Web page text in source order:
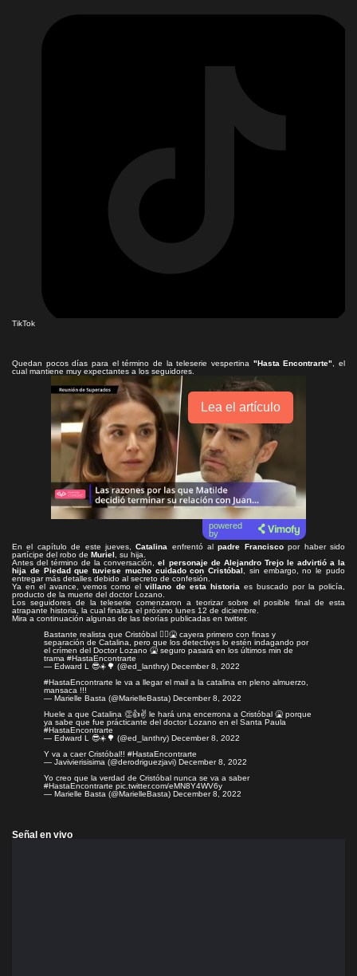
TikTok
Quedan pocos días para el término de la teleserie vespertina "Hasta Encontrarte"
, el
cual mantiene muy expectantes a los seguidores.
Lea el artículo
powered
by
En el capítulo de este jueves,Catalina enfrentó alpadre Franciscopor haber sido
partícipe del robo de Muriel , su hija.
Antes del término de la conversación,el personaje de Alejandro Trejo le advirtió a la
hija de Piedad que tuviese mucho cuidado con Cristóbal
, sin embargo, no le pudo
entregar más detalles debido al secreto de confesión.
Ya en el avance, vemos como elvillano de esta historia es buscado por la policía,
producto de la muerte del doctor Lozano.
Los seguidores de la teleserie comenzaron a teorizar sobre el posible final de esta
atrapante historia, la cual finaliza el próximo lunes 12 de diciembre
Mira a continuación algunas de las teorías publicadas en twitter.
Bastante realista que Cristóbal 🤦‍♂️🤮 cayera primero con finas y
separación de Catalina, pero que los detectives lo estén indagando por
el crímen del Doctor Lozano 🤮 seguro pasará en los últimos min de
trama #HastaEncontrarte
— Edward L 😎☀️🌳 (@ed_lanthry) December 8, 2022
#HastaEncontrarte le va a llegar el mail a la catalina en pleno almuerzo,
mansaca !!!
— Marielle Basta (@MarielleBasta) December 8, 2022
Huele a que Catalina 👏👍✌️ le hará una encerrona a Cristóbal 🤮 porque
ya sabe que fue prácticante del doctor Lozano en el Santa Paula
#HastaEncontrarte
— Edward L 😎☀️🌳 (@ed_lanthry) December 8, 2022
Y va a caer Cristóbal!! #HastaEncontrarte
— Javivierisisima (@derodriguezjavi) December 8, 2022
Yo creo que la verdad de Cristóbal nunca se va a saber
#HastaEncontrarte pic.twitter.com/eMN8Y4WV6y
— Marielle Basta (@MarielleBasta) December 8, 2022
Señal en vivo